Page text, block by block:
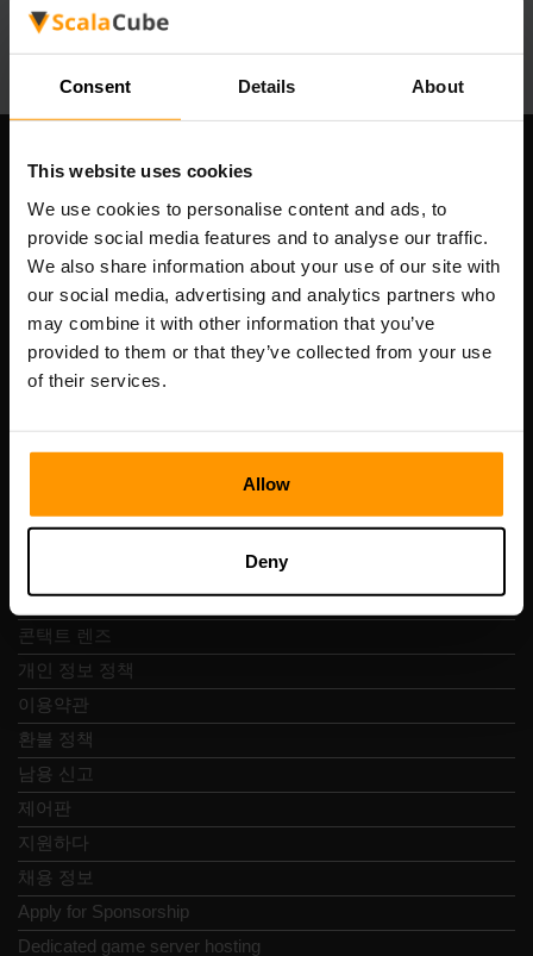
Consent Details About
This website uses cookies
We use cookies to personalise content and ads, to
provide social media features and to analyse our traffic.
We also share information about your use of our site with
our social media, advertising and analytics partners who
may combine it with other information that you’ve
provided to them or that they’ve collected from your use
of their services.
Allow
Deny
우리 회사
Scalable Hosting Solutions OÜ
등록 코드: 14652605
VAT 번호: EE102133820
주소: Harju maakond, Tallinn, Kesklinna linnaosa,
Vesivärava tn 50-201, 10152
빠른 탐색
리뷰
콘택트 렌즈
개인 정보 정책
이용약관
환불 정책
남용 신고
제어판
지원하다
채용 정보
Apply for Sponsorship
Dedicated game server hosting